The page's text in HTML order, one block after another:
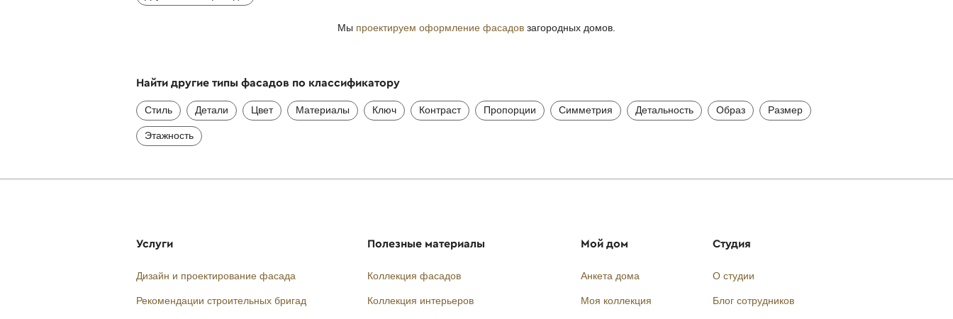
Мы проектируем оформление фасадов загородных домов.
Найти другие типы фасадов по классификатору
Стиль Детали Цвет Материалы Ключ Контраст Пропорции Симметрия Детальность Образ Размер
Этажность
Услуги
Дизайн и проектирование фасада
Рекомендации строительных бригад
Полезные материалы
Коллекция фасадов
Коллекция интерьеров
Мой дом
Анкета дома
Моя коллекция
Студия
О студии
Блог сотрудников